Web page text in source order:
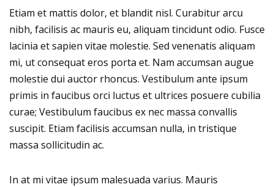
Etiam et mattis dolor, et blandit nisl. Curabitur arcu
nibh, facilisis ac mauris eu, aliquam tincidunt odio. Fusce
lacinia et sapien vitae molestie. Sed venenatis aliquam
mi, ut consequat eros porta et. Nam accumsan augue
molestie dui auctor rhoncus. Vestibulum ante ipsum
primis in faucibus orci luctus et ultrices posuere cubilia
curae; Vestibulum faucibus ex nec massa convallis
suscipit. Etiam facilisis accumsan nulla, in tristique
massa sollicitudin ac.
In at mi vitae ipsum malesuada varius. Mauris